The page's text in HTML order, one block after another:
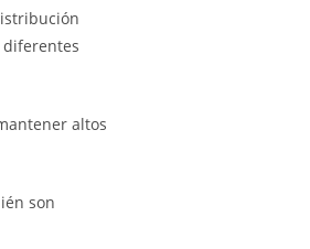
diferentes
altos
son